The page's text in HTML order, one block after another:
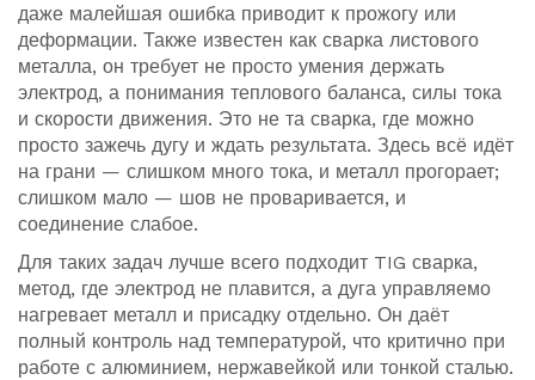
даже малейшая ошибка приводит к прожогу или
деформации. Также известен как сварка листового
металла, он требует не просто умения держать
электрод, а понимания теплового баланса, силы тока
и скорости движения. Это не та сварка, где можно
просто зажечь дугу и ждать результата. Здесь всё идёт
на грани — слишком много тока, и металл прогорает;
слишком мало — шов не проваривается, и
соединение слабое.
Для таких задач лучше всего подходит TIG сварка,
метод, где электрод не плавится, а дуга управляемо
нагревает металл и присадку отдельно. Он даёт
полный контроль над температурой, что критично при
работе с алюминием, нержавейкой или тонкой сталью.